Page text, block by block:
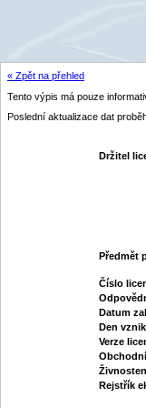
« Zpět na přehled
Tento výpis má pouze
Poslední aktualizace dat
Držitel
Předmět
Číslo
Datum
Den
Verze
Rejstřík